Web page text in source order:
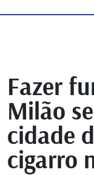
Fazer
Milão
cidade
cigarro